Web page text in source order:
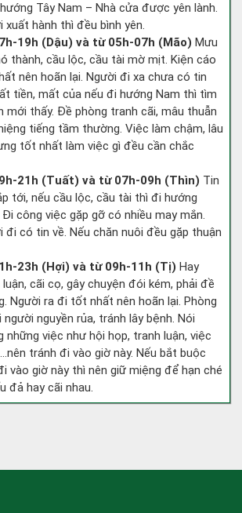
Tây Nam – Nhà cửa được yên lành.
xuất hành thì đều bình yên.
19h (Dậu) và từ 05h-07h (Mão) Mưu
thành, cầu lộc, cầu tài mờ mịt. Kiện cáo
nên hoãn lại. Người đi xa chưa có tin
tiền, mất của nếu đi hướng Nam thì tìm
mới thấy. Đề phòng tranh cãi, mâu thuẫn
tiếng tầm thường. Việc làm chậm, lâu
tốt nhất làm việc gì đều cần chắc
21h (Tuất) và từ 07h-09h (Thìn) Tin
tới, nếu cầu lộc, cầu tài thì đi hướng
Đi công việc gặp gỡ có nhiều may mắn.
đi có tin về. Nếu chăn nuôi đều gặp thuận
23h (Hợi) và từ 09h-11h (Tị) Hay
luận, cãi cọ, gây chuyện đói kém, phải đề
Người ra đi tốt nhất nên hoãn lại. Phòng
người nguyền rủa, tránh lây bệnh. Nói
những việc như hội họp, tranh luận, việc
tránh đi vào giờ này. Nếu bắt buộc
vào giờ này thì nên giữ miệng để hạn ché
đả hay cãi nhau.